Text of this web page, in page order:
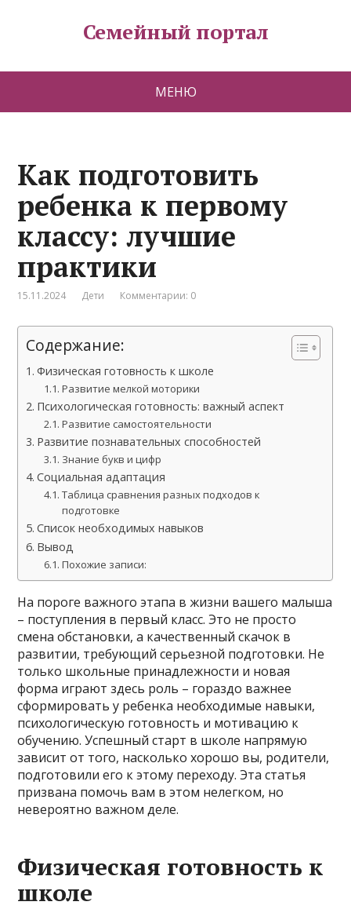
Семейный портал
МЕНЮ
Как подготовить
ребенка к первому
классу: лучшие
практики
15.11.2024 Дети Комментарии: 0
Содержание:
Физическая готовность к школе
Развитие мелкой моторики
Психологическая готовность: важный аспект
Развитие самостоятельности
Развитие познавательных способностей
Знание букв и цифр
Социальная адаптация
Таблица сравнения разных подходов к
подготовке
Список необходимых навыков
Вывод
Похожие записи:
На пороге важного этапа в жизни вашего малыша
– поступления в первый класс. Это не просто
смена обстановки, а качественный скачок в
развитии, требующий серьезной подготовки. Не
только школьные принадлежности и новая
форма играют здесь роль – гораздо важнее
сформировать у ребенка необходимые навыки,
психологическую готовность и мотивацию к
обучению. Успешный старт в школе напрямую
зависит от того, насколько хорошо вы, родители,
подготовили его к этому переходу. Эта статья
призвана помочь вам в этом нелегком, но
невероятно важном деле.
Физическая готовность к
школе